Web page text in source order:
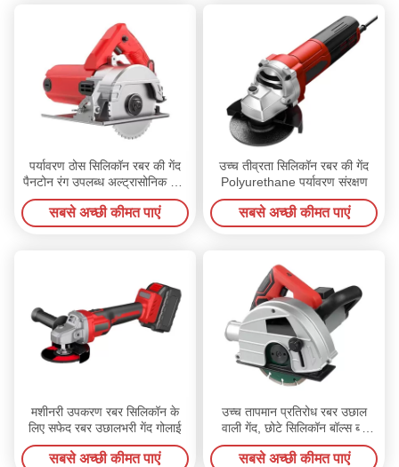
पर्यावरण ठोस सिलिकॉन रबर की गेंद
पैनटोन रंग उपलब्ध अल्ट्रासोनिक हिल
स्क्रीन
सबसे अच्छी कीमत पाएं
उच्च तीव्रता सिलिकॉन रबर की गेंद
Polyurethane पर्यावरण संरक्षण
सबसे अच्छी कीमत पाएं
मशीनरी उपकरण रबर सिलिकॉन के
लिए सफेद रबर उछालभरी गेंद गोलाई
सबसे अच्छी कीमत पाएं
उच्च तापमान प्रतिरोध रबर उछाल
वाली गेंद, छोटे सिलिकॉन बॉल्स ब्लू
ब्लैक व्हाइट
सबसे अच्छी कीमत पाएं